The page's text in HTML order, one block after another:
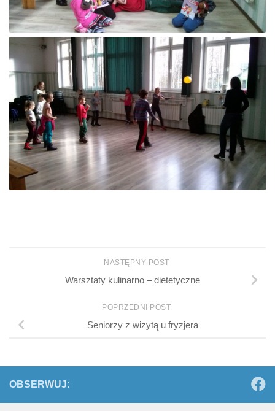
NASTĘPNY POST
Warsztaty kulinarno – dietetyczne
POPRZEDNI POST
Seniorzy z wizytą u fryzjera
OBSERWUJ: